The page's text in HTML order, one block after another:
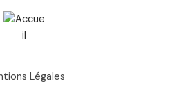
Légales